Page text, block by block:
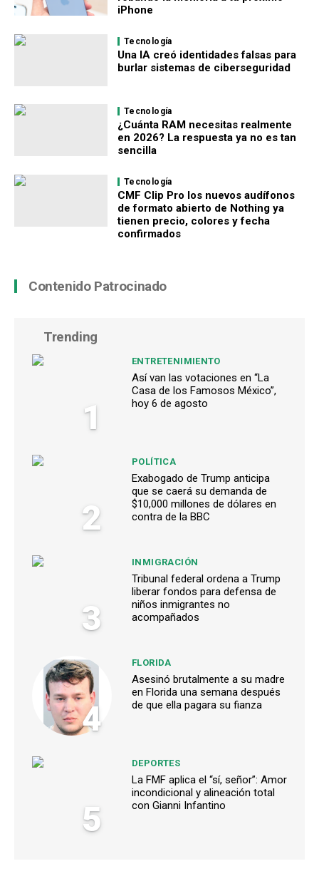
iPhone
Tecnología
Una IA creó identidades falsas para
burlar sistemas de ciberseguridad
Tecnología
¿Cuánta RAM necesitas realmente
en 2026? La respuesta ya no es tan
sencilla
Tecnología
CMF Clip Pro los nuevos audífonos
de formato abierto de Nothing ya
tienen precio, colores y fecha
confirmados
Contenido Patrocinado
Trending
1
ENTRETENIMIENTO
Así van las votaciones en “La
Casa de los Famosos México”,
hoy 6 de agosto
2
POLÍTICA
Exabogado de Trump anticipa
que se caerá su demanda de
$10,000 millones de dólares en
contra de la BBC
3
INMIGRACIÓN
Tribunal federal ordena a Trump
liberar fondos para defensa de
niños inmigrantes no
acompañados
4
FLORIDA
Asesinó brutalmente a su madre
en Florida una semana después
de que ella pagara su fianza
5
DEPORTES
La FMF aplica el “sí, señor”: Amor
incondicional y alineación total
con Gianni Infantino